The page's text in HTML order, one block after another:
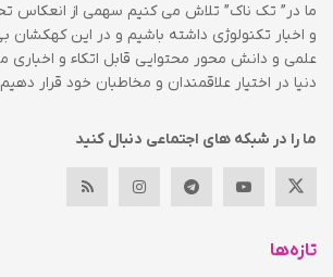
ما در” تک ناک” تلاش می کنیم سهمی از انعکاس
و اخبار تکنولوژی داشته باشیم و در این کهکشان
علمی و دانش محور محتوایی قابل اتکاء و اخباری
دنیا در اختیار علاقمندان و مخاطبان خود قرار
ما را در شبکه های اجتماعی دنبال کنید
تازه‌ها